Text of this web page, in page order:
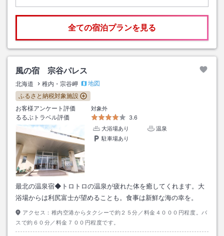
全ての宿泊プランを見る
風の宿 宗谷パレス
北海道 稚内・宗谷岬
地図
ふるさと納税対象施設
お客様アンケート評価
対象外
るるぶトラベル評価
3.6
大浴場あり
温泉
駐車場あり
最北の温泉宿◆トロトロの温泉が疲れた体を癒してくれます。大
浴場からは利尻富士が望めることも。食事は新鮮な海の幸を。
アクセス： 稚内空港からタクシーで約２５分／料金４０００円程度。バ
スで約６０分／料金７００円程度です。